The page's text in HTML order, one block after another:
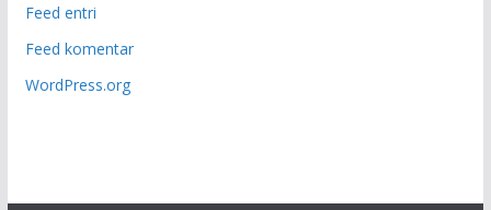
Feed entri
Feed komentar
WordPress.org